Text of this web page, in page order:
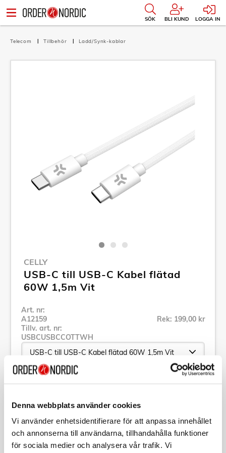
Denna webbplats använder cookies
Vi använder enhetsidentifierare för att anpassa innehållet
och annonserna till användarna, tillhandahålla funktioner
för sociala medier och analysera vår trafik. Vi
SÖK BLI KUND LOGGA IN
Telecom Tillbehör Ladd/Synk-kablar
CELLY
USB-C till USB-C Kabel flätad
60W 1,5m Vit
Art. nr:
A12159
Tillv. art. nr:
USBCUSBCCOTTWH
Rek: 199,00 kr
Se alla produkter inom Celly
Specifikation
Beskrivning